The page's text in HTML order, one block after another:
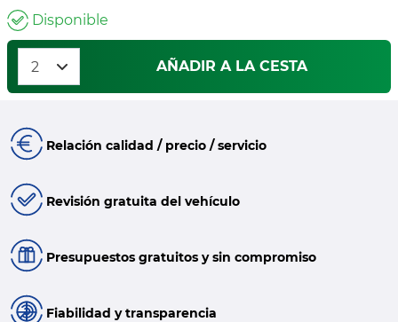
Disponible
AÑADIR A LA CESTA
Relación calidad / precio / servicio
Revisión gratuita del vehículo
Presupuestos gratuitos y sin compromiso
Fiabilidad y transparencia